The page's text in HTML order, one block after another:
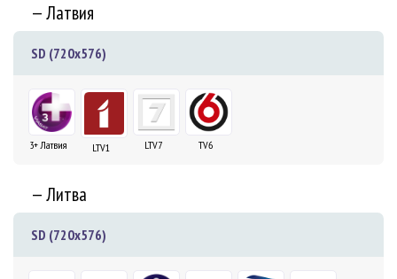
— Латвия
SD (720x576)
3+ Латвия LTV1 LTV7 TV6
— Литва
SD (720x576)